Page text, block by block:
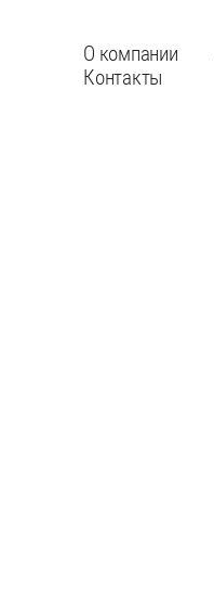
О компании
Контакты